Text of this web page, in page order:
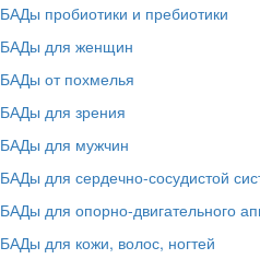
БАДы пробиотики и пребиотики
БАДы для женщин
БАДы от похмелья
БАДы для зрения
БАДы для мужчин
БАДы для сердечно-сосудистой
БАДы для опорно-двигательного
БАДы для кожи, волос, ногтей